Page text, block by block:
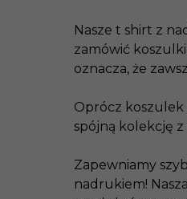
Nasze t shirt z
zamówić
oznacza, że
Oprócz
spójną kolekcję
Zapewniamy
nadrukiem!